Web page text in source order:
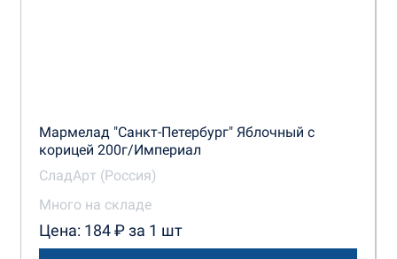
Мармелад "Санкт-Петербург" Яблочный с
корицей 200г/Империал
СладАрт (Россия)
Много на складе
Цена: 184 ₽ за 1 шт